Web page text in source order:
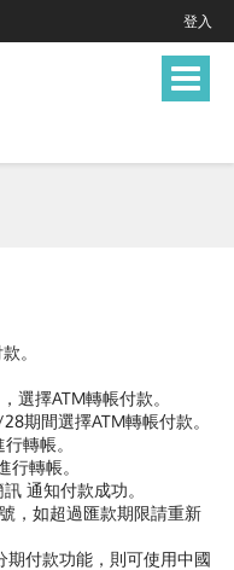
登入
Toggle
。
選擇ATM轉帳付款。
期間選擇ATM轉帳付款。
轉帳。
轉帳。
通知付款成功。
，如超過匯款期限請重新
期付款功能，則可使用中國